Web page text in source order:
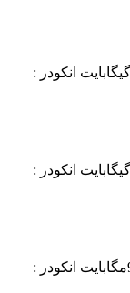
انکودر :
انکودر :
انکودر :